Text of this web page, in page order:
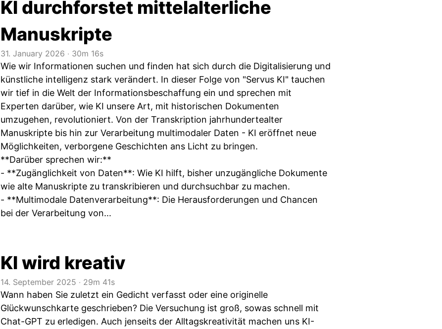
KI durchforstet mittelalterliche
Manuskripte
31. January 2026 ‧ 30m 16s
Wie wir Informationen suchen und finden hat sich durch die Digitalisierung und
künstliche intelligenz stark verändert. In dieser Folge von "Servus KI" tauchen
wir tief in die Welt der Informationsbeschaffung ein und sprechen mit
Experten darüber, wie KI unsere Art, mit historischen Dokumenten
umzugehen, revolutioniert. Von der Transkription jahrhundertealter
Manuskripte bis hin zur Verarbeitung multimodaler Daten - KI eröffnet neue
Möglichkeiten, verborgene Geschichten ans Licht zu bringen.
**Darüber sprechen wir:**
- **Zugänglichkeit von Daten**: Wie KI hilft, bisher unzugängliche Dokumente
wie alte Manuskripte zu transkribieren und durchsuchbar zu machen.
- **Multimodale Datenverarbeitung**: Die Herausforderungen und Chancen
bei der Verarbeitung von...
KI wird kreativ
14. September 2025 ‧ 29m 41s
Wann haben Sie zuletzt ein Gedicht verfasst oder eine originelle
Glückwunschkarte geschrieben? Die Versuchung ist groß, sowas schnell mit
Chat-GPT zu erledigen. Auch jenseits der Alltagskreativität machen uns KI-